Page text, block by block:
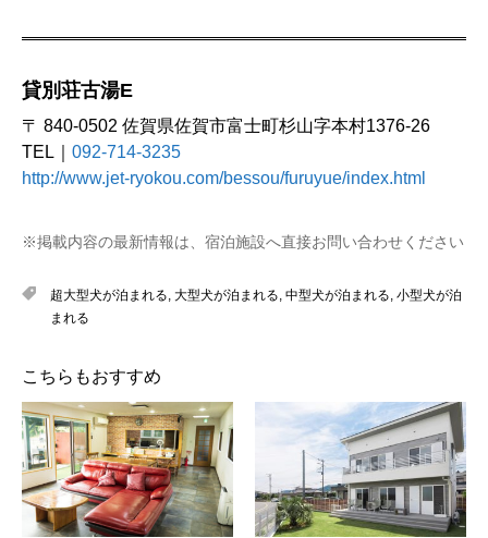
貸別荘古湯E
〒 840-0502 佐賀県佐賀市富士町杉山字本村1376-26
TEL｜ 092-714-3235
http://www.jet-ryokou.com/bessou/furuyue/index.html
※掲載内容の最新情報は、宿泊施設へ直接お問い合わせください
超大型犬が泊まれる 大型犬が泊まれる 中型犬が泊まれる 小型犬が泊
まれる
こちらもおすすめ